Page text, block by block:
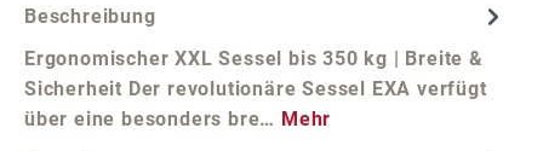
Beschreibung
Ergonomischer XXL Sessel bis 350 kg | Breite &
Sicherheit Der revolutionäre Sessel EXA verfügt
über eine besonders bre… Mehr